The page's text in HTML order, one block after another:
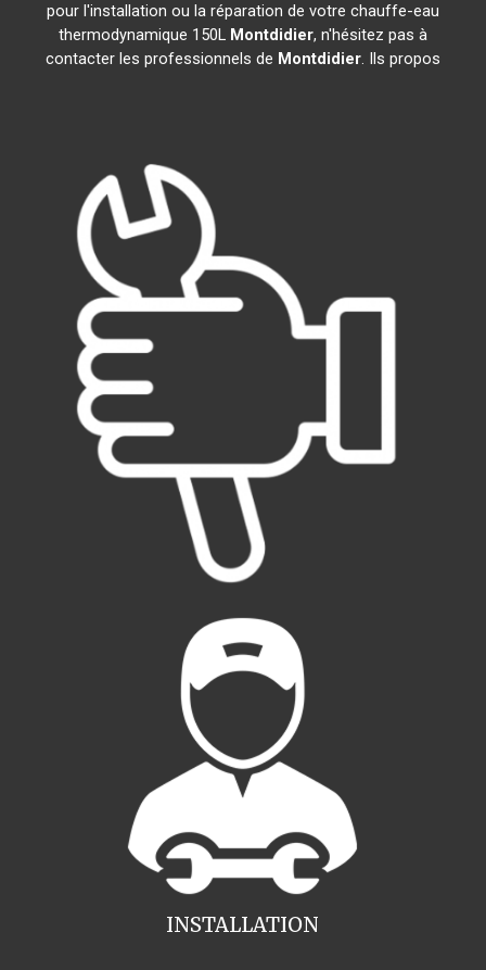
pour l'installation ou la réparation de votre chauffe-eau
thermodynamique 150L Montdidier, n'hésitez pas à
contacter les professionnels de Montdidier. Ils propos
INSTALLATION